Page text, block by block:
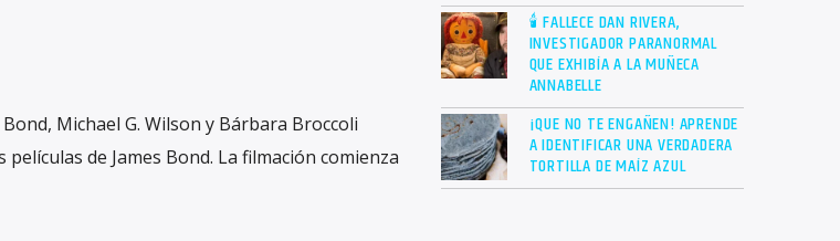
Michael G. Wilson y Bárbara Broccoli
de James Bond. La filmación comienza
🕯 FALLECE DAN RIVERA,
INVESTIGADOR PARANORMAL
QUE EXHIBÍA A LA MUÑECA
ANNABELLE
¡QUE NO TE ENGAÑEN! APRENDE
A IDENTIFICAR UNA VERDADERA
TORTILLA DE MAÍZ AZUL